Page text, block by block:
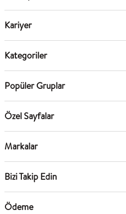
Kariyer
Kategoriler
Popüler Gruplar
Özel Sayfalar
Markalar
Bizi Takip Edin
Ödeme